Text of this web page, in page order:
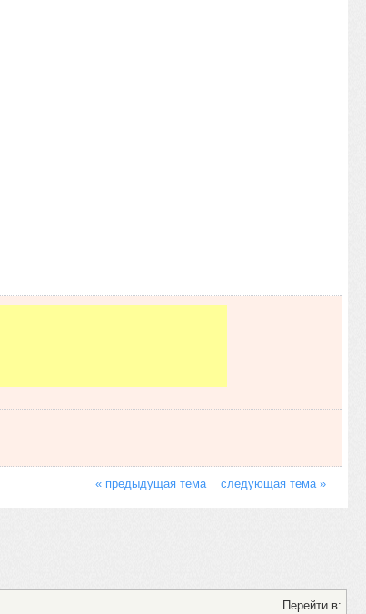
« предыдущая тема следующая тема »
Перейти в: